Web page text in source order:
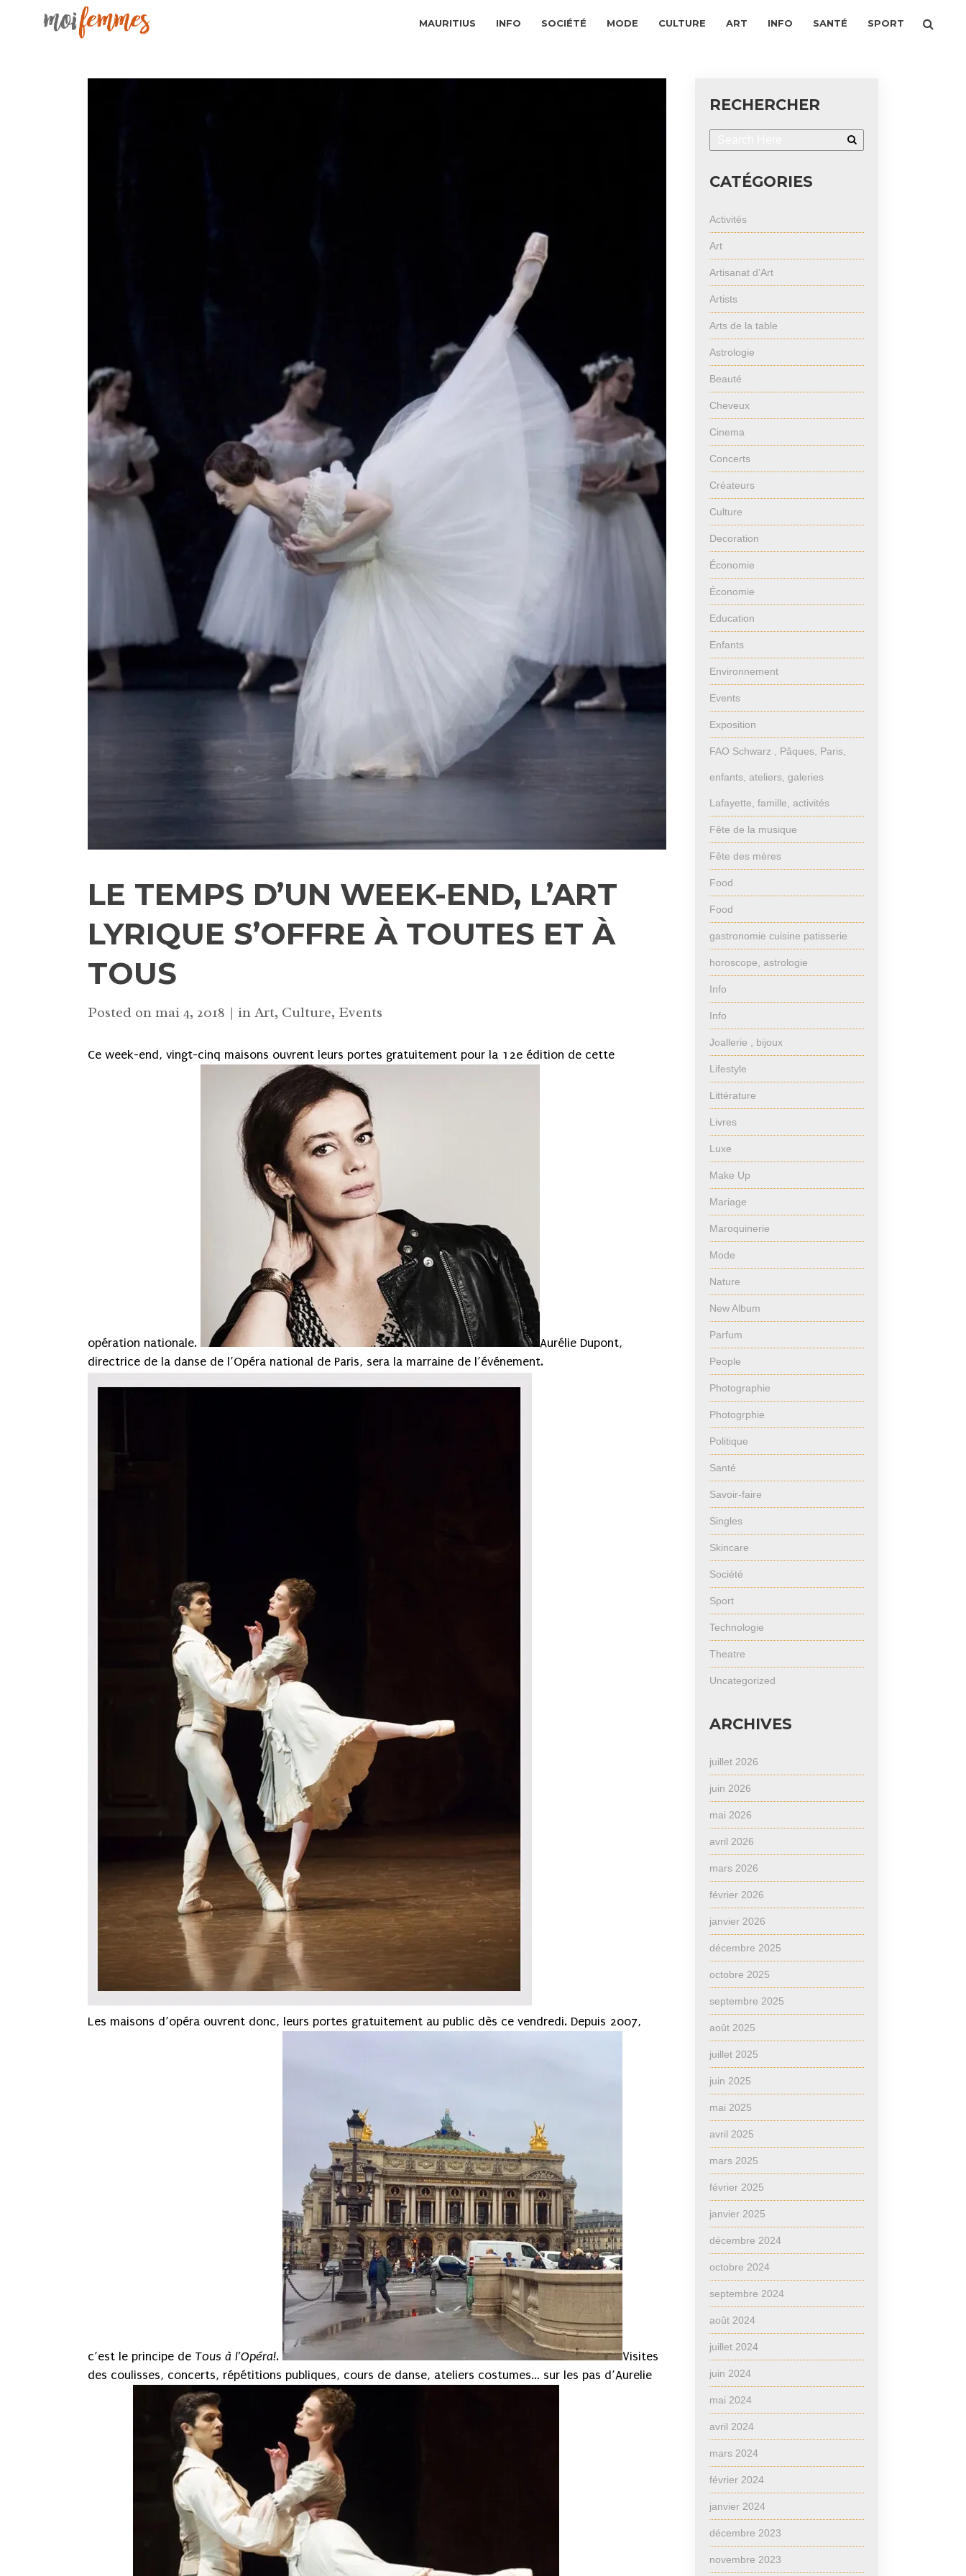
MAURITIUS INFO SOCIÉTÉ MODE CULTURE ART INFO SANTÉ SPORT
LE TEMPS D’UN WEEK-END, L’ART
LYRIQUE S’OFFRE À TOUTES ET À
TOUS
Posted on mai 4, 2018 in Art, Culture, Events
Ce week-end, vingt-cinq maisons ouvrent leurs portes gratuitement pour la 12e édition de cette
opération nationale.
Aurélie Dupont,
directrice de la danse de l’Opéra national de Paris, sera la marraine de l’événement.
Les maisons d’opéra ouvrent donc, leurs portes gratuitement au public dès ce vendredi. Depuis 2007,
c’est le principe de Tous à l’Opéra!.
Visites
des coulisses, concerts, répétitions publiques, cours de danse, ateliers costumes… sur les pas d’Aurelie
RECHERCHER
CATÉGORIES
Activités
Art
Artisanat d’Art
Artists
Arts de la table
Astrologie
Beauté
Cheveux
Cinema
Concerts
Créateurs
Culture
Decoration
Économie
Économie
Education
Enfants
Environnement
Events
Exposition
FAO Schwarz , Pâques, Paris,
enfants, ateliers, galeries
Lafayette, famille, activités
Fête de la musique
Fête des mères
Food
Food
gastronomie cuisine patisserie
horoscope, astrologie
Info
Info
Joallerie , bijoux
Lifestyle
Littérature
Livres
Luxe
Make Up
Mariage
Maroquinerie
Mode
Nature
New Album
Parfum
People
Photographie
Photogrphie
Politique
Santé
Savoir-faire
Singles
Skincare
Société
Sport
Technologie
Theatre
Uncategorized
ARCHIVES
juillet 2026
juin 2026
mai 2026
avril 2026
mars 2026
février 2026
janvier 2026
décembre 2025
octobre 2025
septembre 2025
août 2025
juillet 2025
juin 2025
mai 2025
avril 2025
mars 2025
février 2025
janvier 2025
décembre 2024
octobre 2024
septembre 2024
août 2024
juillet 2024
juin 2024
mai 2024
avril 2024
mars 2024
février 2024
janvier 2024
décembre 2023
novembre 2023